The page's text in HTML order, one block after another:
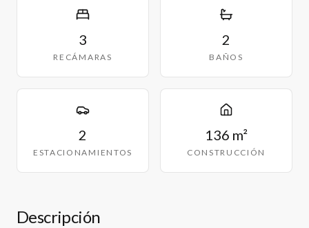
3
RECÁMARAS
2
BAÑOS
2
ESTACIONAMIENTOS
136 m²
CONSTRUCCIÓN
Descripción